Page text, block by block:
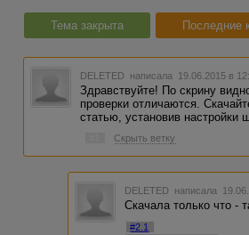
Тема закрыта Последние
DELETED написала 19.06.2015 в
Здравствуйте! По скрину
проверки отличаются.
статью, установив настройки
Скрыть ветку
DELETED написала
Скачала только что -
#2.1